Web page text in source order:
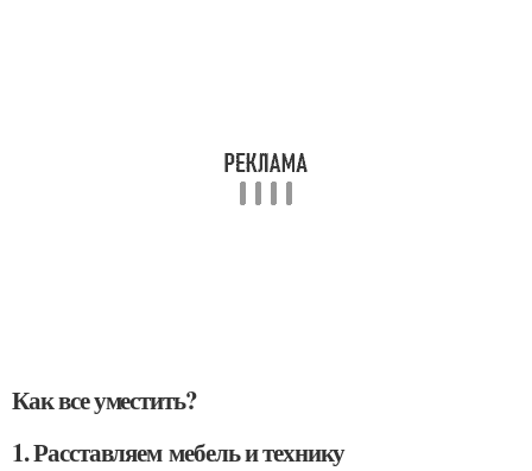
Как все уместить?
1. Расставляем мебель и технику